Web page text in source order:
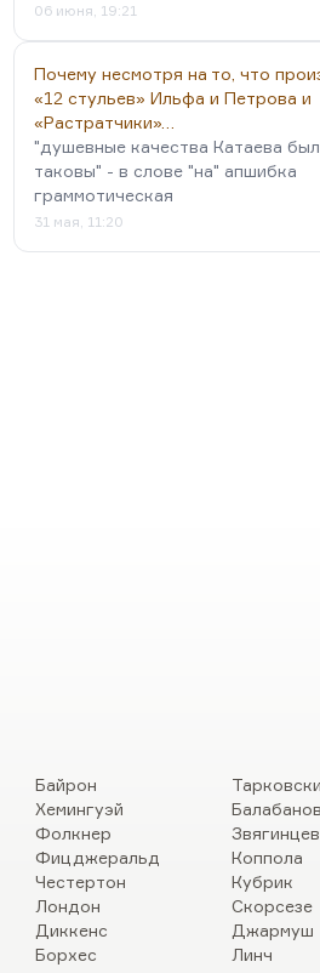
06 июня, 19:21
Почему несмотря на то, что
«12 стульев» Ильфа и Петрова и
«Растратчики»…
"душевные качества Катаева
таковы" - в слове "на" апшибка
граммотическая
31 мая, 11:20
Байрон
Хемингуэй
Фолкнер
Фицджеральд
Честертон
Лондон
Диккенс
Борхес
Балабанов
Звягинцев
Коппола
Кубрик
Скорсезе
Джармуш
Линч